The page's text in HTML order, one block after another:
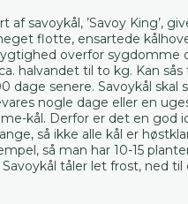
af savoykål, ’Savoy King’,
flotte, ensartede
overfor sygdomme
halvandet til to kg. Kan sås
dage senere. Savoykål skal
nogle dage eller en
kål. Derfor er det en god
så ikke alle kål er
så man har 10-15
Savoykål tåler let frost, ned